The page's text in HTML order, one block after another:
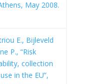
May 2008.
E., Bijleveld
P., “Risk
collection
in the EU”,